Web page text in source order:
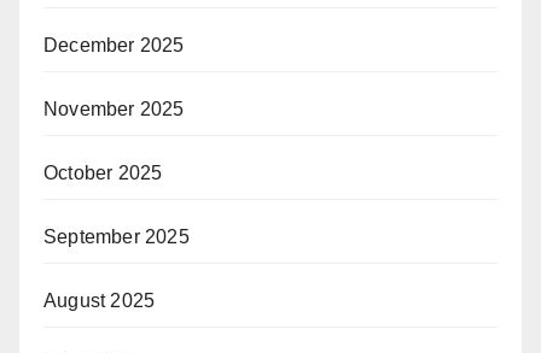
December 2025
November 2025
October 2025
September 2025
August 2025